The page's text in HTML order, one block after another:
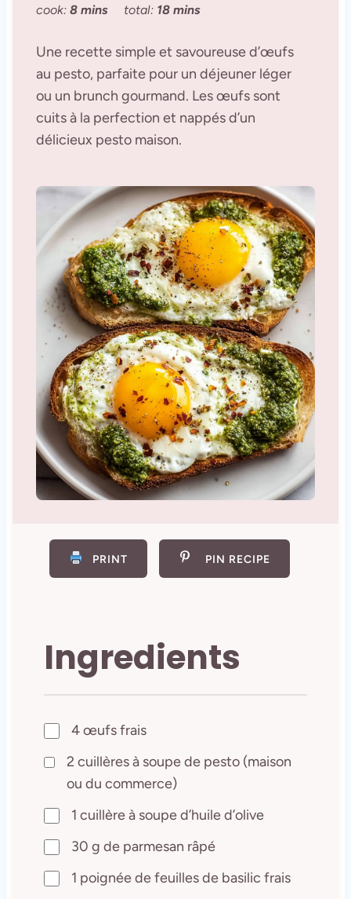
cook: 8 mins total: 18 mins
Une recette simple et savoureuse d’œufs
au pesto, parfaite pour un déjeuner léger
ou un brunch gourmand. Les œufs sont
cuits à la perfection et nappés d’un
délicieux pesto maison.
PRINT PIN RECIPE
Ingredients
4 œufs frais
2 cuillères à soupe de pesto (maison
ou du commerce)
1 cuillère à soupe d’huile d’olive
30 g de parmesan râpé
1 poignée de feuilles de basilic frais